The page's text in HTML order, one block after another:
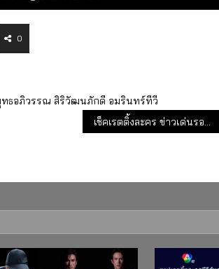
0
ธอภิวรรณ สิริวัฒนภักดี อมรินทร์ทีวี
เช็คเรตติ้งละคร ข่าวเด่นรอบวัน (8 ส.ค.65)